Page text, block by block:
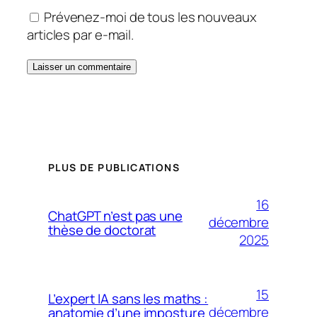
Prévenez-moi de tous les nouveaux
articles par e-mail.
PLUS DE PUBLICATIONS
ChatGPT n’est pas une
thèse de doctorat
16
décembre
2025
L’expert IA sans les maths :
anatomie d’une imposture
15
décembre